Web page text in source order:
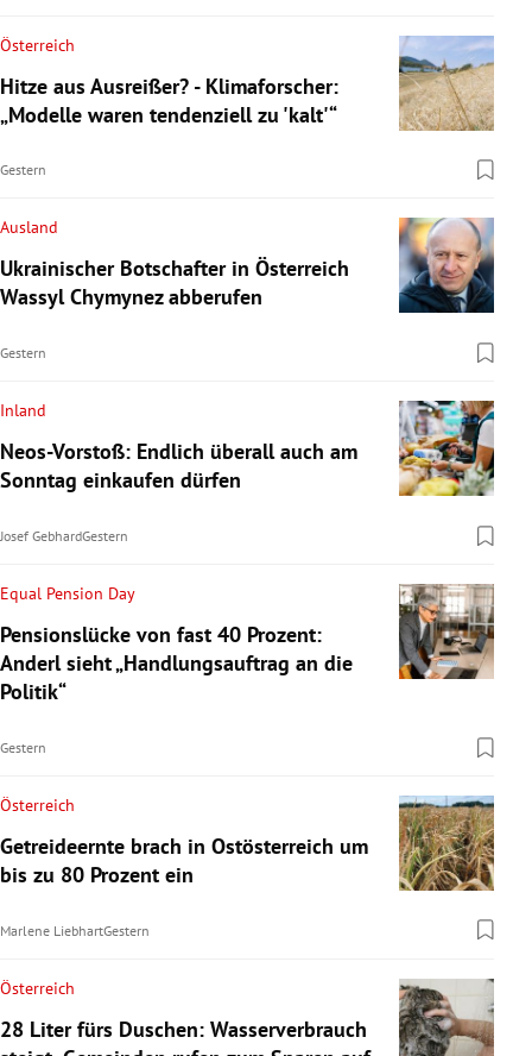
Österreich
Hitze aus Ausreißer? - Klimaforscher:
„Modelle waren tendenziell zu 'kalt'“
Gestern
Ausland
Ukrainischer Botschafter in Österreich
Wassyl Chymynez abberufen
Gestern
Inland
Neos-Vorstoß: Endlich überall auch am
Sonntag einkaufen dürfen
Josef GebhardGestern
Equal Pension Day
Pensionslücke von fast 40 Prozent:
Anderl sieht „Handlungsauftrag an die
Politik“
Gestern
Österreich
Getreideernte brach in Ostösterreich um
bis zu 80 Prozent ein
Marlene LiebhartGestern
Österreich
28 Liter fürs Duschen: Wasserverbrauch